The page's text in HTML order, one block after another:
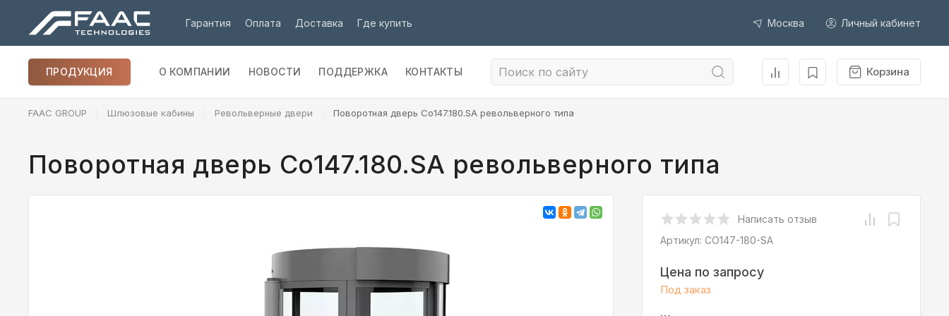
Гарантия Оплата Доставка Где купить Москва Личный кабинет
ПРОДУКЦИЯ О КОМПАНИИ НОВОСТИ ПОДДЕРЖКА КОНТАКТЫ Корзина
FAAC GROUP Шлюзовые кабины Револьверные двери Поворотная дверь Co147.180.SA револьверного типа
Поворотная дверь Co147.180.SA револьверного типа
Написать отзыв
Артикул: CO147-180-SA
Цена по запросу
Под заказ